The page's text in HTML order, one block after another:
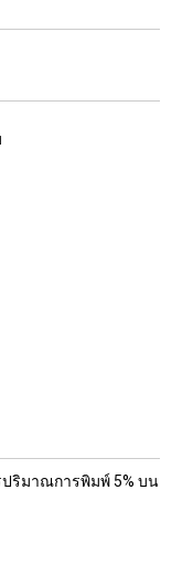
ริมาณการพิมพ์ 5% บน